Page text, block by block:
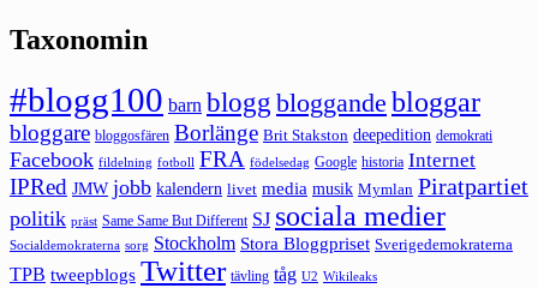
Taxonomin
#blogg100 barn blogg bloggande bloggar
bloggare bloggosfären Borlänge Brit Stakston deepedition demokrati
Facebook fildelning fotboll FRA födelsedag Google historia Internet
IPRed JMW jobb kalendern livet media musik Mymlan Piratpartiet
politik präst Same Same But Different SJ sociala medier
Socialdemokraterna sorg Stockholm Stora Bloggpriset Sverigedemokraterna
TPB tweepblogs Twitter tävling tåg U2 Wikileaks